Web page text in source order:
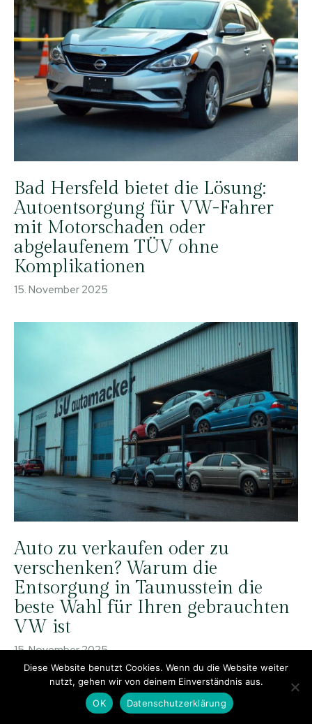
Bad Hersfeld bietet die Lösung:
Autoentsorgung für VW-Fahrer
mit Motorschaden oder
abgelaufenem TÜV ohne
Komplikationen
15. November 2025
Auto zu verkaufen oder zu
verschenken? Warum die
Entsorgung in Taunusstein die
beste Wahl für Ihren gebrauchten
VW ist
15. November 2025
Diese Website benutzt Cookies. Wenn du die Website weiter
nutzt, gehen wir von deinem Einverständnis aus.
OK
Datenschutzerklärung